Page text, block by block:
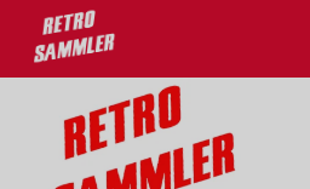
deine Lieblingsprodukte!
Kostenloser Versand ab 100€